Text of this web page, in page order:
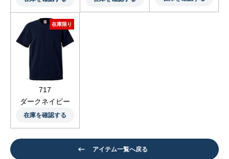
在庫限り
717
ダークネイビー
在庫を確認する
アイテム一覧へ戻る